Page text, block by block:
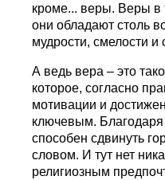
кроме... веры. Веры в
они обладают столь
мудрости, смелости и
А ведь вера – это
которое, согласно
мотивации и
ключевым. Благодаря
способен сдвинуть
словом. И тут нет
религиозным